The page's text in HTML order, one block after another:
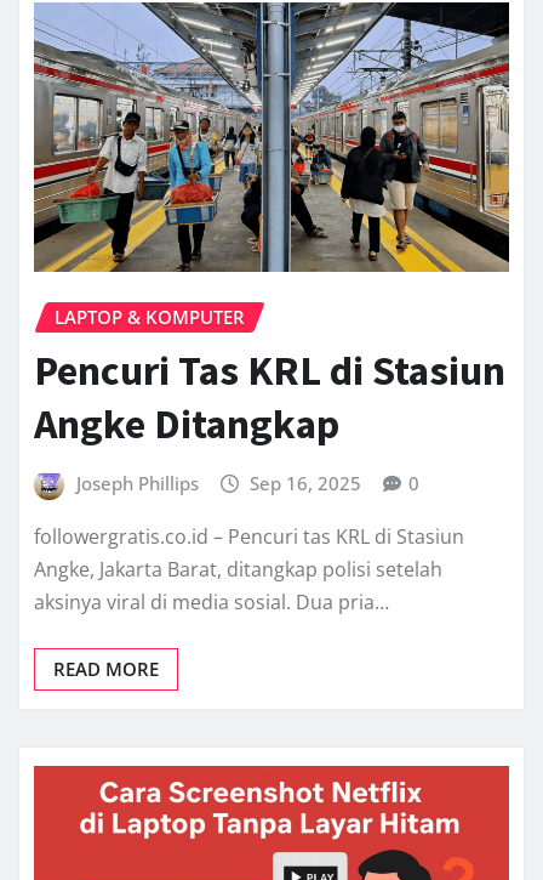
LAPTOP & KOMPUTER
Pencuri Tas KRL di Stasiun
Angke Ditangkap
Joseph Phillips Sep 16, 2025 0
followergratis.co.id – Pencuri tas KRL di Stasiun
Angke, Jakarta Barat, ditangkap polisi setelah
aksinya viral di media sosial. Dua pria…
READ MORE